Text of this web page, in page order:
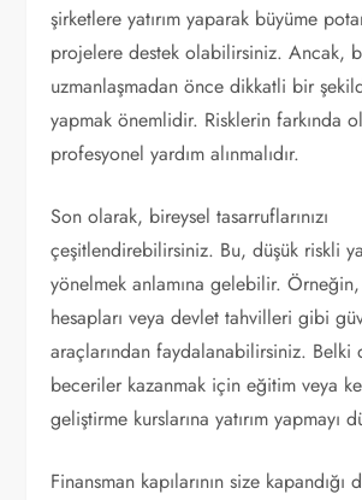
şirketlere yatırım yaparak büyüme
projelere destek olabilirsiniz. Ancak,
uzmanlaşmadan önce dikkatli bir
yapmak önemlidir. Risklerin farkında
profesyonel yardım alınmalıdır.
Son olarak, bireysel tasarruflarınızı
çeşitlendirebilirsiniz. Bu, düşük riskli
yönelmek anlamına gelebilir.
hesapları veya devlet tahvilleri gibi
araçlarından faydalanabilirsiniz. Belki
beceriler kazanmak için eğitim veya
geliştirme kurslarına yatırım yapmayı
Finansman kapılarının size kapandığı